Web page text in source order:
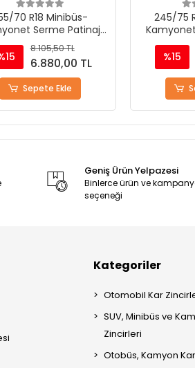
75 R17.5 Minibüs-
Serme Patinaj
Zinciri - M220
8.105,50 TL
6.880,00 TL
Sepete Ekle
225/95
%15
Geniş Ürün Yelpazesi
Binlerce ürün ve
seçeneği
Kategoriler
Otomobil Kar
SUV, Minibüs ve
Zincirleri
Otobüs, Kamyon